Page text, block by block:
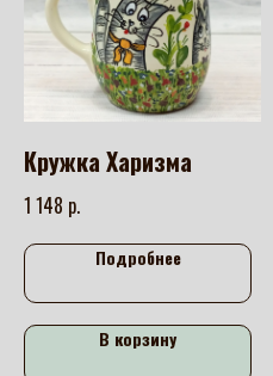
Кружка Харизма
1 148 р.
Подробнее
В корзину